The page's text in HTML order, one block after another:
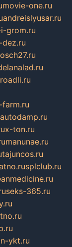
movie-one.ru
andreislyusar.ru
grom.ru
roadli.ru
autodamp.ru
x-ton.ru
manunae.ru
tajuncos.ru
splclub.ru
seks-365.ru
ykt.ru